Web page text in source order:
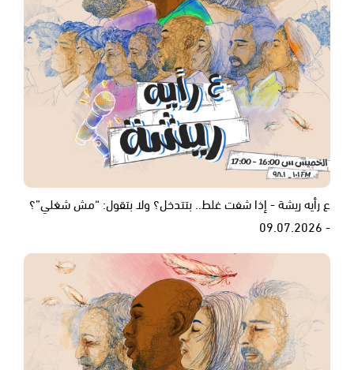
ع رأيه ريشة - إذا شفت غلط.. بتتدخل؟ ولا بتقول: “مش شغلي”؟
- 09.07.2026